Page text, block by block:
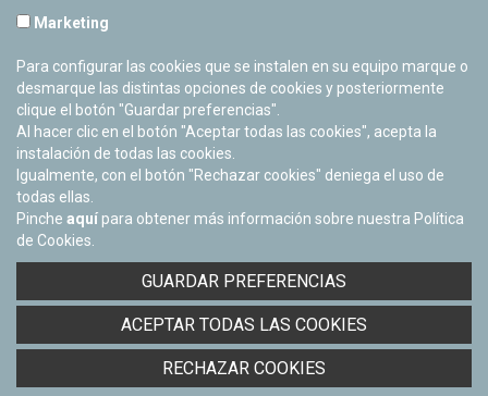
Cerrado Temporalmente
Facebook
Twitter
Youtube
Flickr
Política de privacidad y Aviso legal
Derecho de acceso a información pública
Marketing
Para configurar las cookies que se instalen en su equipo marque o
desmarque las distintas opciones de cookies y posteriormente
clique el botón "Guardar preferencias".
Al hacer clic en el botón "Aceptar todas las cookies", acepta la
instalación de todas las cookies.
Igualmente, con el botón "Rechazar cookies" deniega el uso de
todas ellas.
Pinche aquí para obtener más información sobre nuestra Política
de Cookies.
GUARDAR PREFERENCIAS
ACEPTAR TODAS LAS COOKIES
RECHAZAR COOKIES